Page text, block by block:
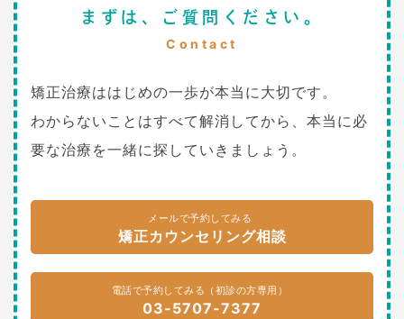
まずは、ご質問ください。
Contact
矯正治療ははじめの一歩が本当に大切です。
わからないことはすべて解消してから、本当に必
要な治療を一緒に探していきましょう。
メールで予約してみる
矯正カウンセリング相談
電話で予約してみる（初診の方専用）
03-5707-7377